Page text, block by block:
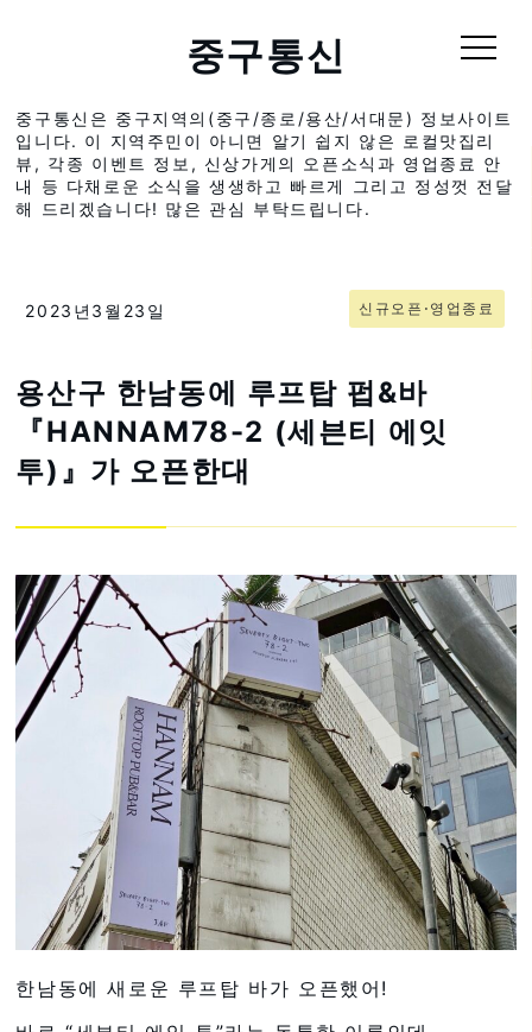
중구통신
중구통신은 중구지역의(중구/종로/용산/서대문) 정보사이트
입니다. 이 지역주민이 아니면 알기 쉽지 않은 로컬맛집리
뷰, 각종 이벤트 정보, 신상가게의 오픈소식과 영업종료 안
내 등 다채로운 소식을 생생하고 빠르게 그리고 정성껏 전달
해 드리겠습니다! 많은 관심 부탁드립니다.
2023년3월23일 신규오픈⋅영업종료
용산구 한남동에 루프탑 펍&바
『HANNAM78-2 (세븐티 에잇
투)』가 오픈한대
한남동에 새로운 루프탑 바가 오픈했어!